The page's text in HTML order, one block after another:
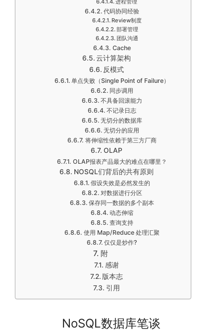
代码协同经验
Review制度
部署管理
团队沟通
Cache
云计算架构
反模式
单点失败（Single Point of Failure）
同步调用
不具备回滚能力
不记录日志
无切分的数据库
无切分的应用
将伸缩性依赖于第三方厂商
OLAP
OLAP报表产品最大的难点在哪里？
NOSQL们背后的共有原则
假设失效是必然发生的
对数据进行分区
保存同一数据的多个副本
动态伸缩
查询支持
使用 Map/Reduce 处理汇聚
仅仅是炒作?
附
感谢
版本志
引用
NoSQL数据库笔谈